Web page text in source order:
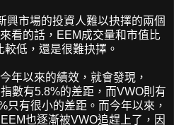
興市場的投資人難以抉擇的兩個
看的話，EEM成交量和市值比
低，還是很難抉擇。
年以來的績效，就會發現，
數有5.8%的差距，而VWO則有
只有很小的差距。而今年以來，
也逐漸被VWO追趕上了，因